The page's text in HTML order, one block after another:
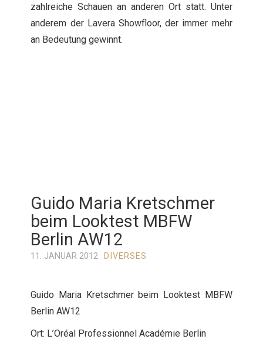
zahlreiche Schauen an anderen Ort statt. Unter
anderem der Lavera Showfloor, der immer mehr
an Bedeutung gewinnt.
Guido Maria Kretschmer
beim Looktest MBFW
Berlin AW12
11. JANUAR 2012 DIVERSES
Guido Maria Kretschmer beim Looktest MBFW
Berlin AW12
Ort: L’Oréal Professionnel Académie Berlin